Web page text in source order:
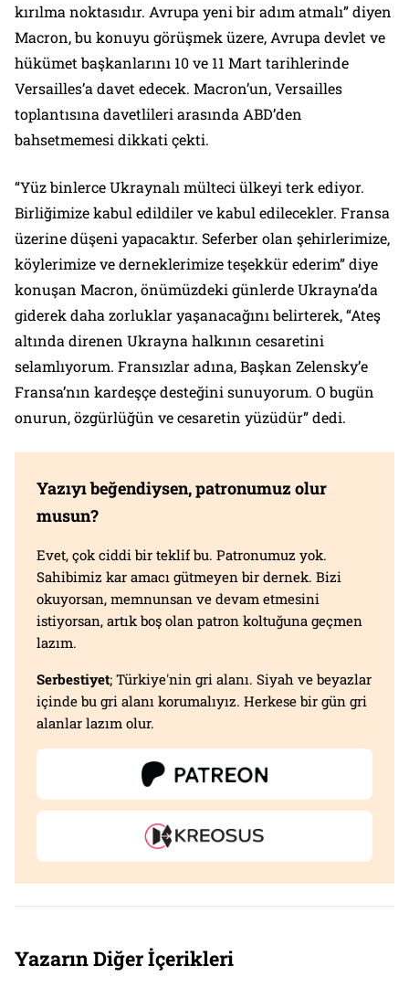
kırılma noktasıdır. Avrupa yeni bir adım atmalı” diyen
Macron, bu konuyu görüşmek üzere, Avrupa devlet ve
hükümet başkanlarını 10 ve 11 Mart tarihlerinde
Versailles’a davet edecek. Macron’un, Versailles
toplantısına davetlileri arasında ABD’den
bahsetmemesi dikkati çekti.
“Yüz binlerce Ukraynalı mülteci ülkeyi terk ediyor.
Birliğimize kabul edildiler ve kabul edilecekler. Fransa
üzerine düşeni yapacaktır. Seferber olan şehirlerimize,
köylerimize ve derneklerimize teşekkür ederim” diye
konuşan Macron, önümüzdeki günlerde Ukrayna’da
giderek daha zorluklar yaşanacağını belirterek, “Ateş
altında direnen Ukrayna halkının cesaretini
selamlıyorum. Fransızlar adına, Başkan Zelensky’e
Fransa’nın kardeşçe desteğini sunuyorum. O bugün
onurun, özgürlüğün ve cesaretin yüzüdür” dedi.
Yazıyı beğendiysen, patronumuz olur
musun?
Evet, çok ciddi bir teklif bu. Patronumuz yok.
Sahibimiz kar amacı gütmeyen bir dernek. Bizi
okuyorsan, memnunsan ve devam etmesini
istiyorsan, artık boş olan patron koltuğuna geçmen
lazım.
Serbestiyet; Türkiye'nin gri alanı. Siyah ve beyazlar
içinde bu gri alanı korumalıyız. Herkese bir gün gri
alanlar lazım olur.
Yazarın Diğer İçerikleri